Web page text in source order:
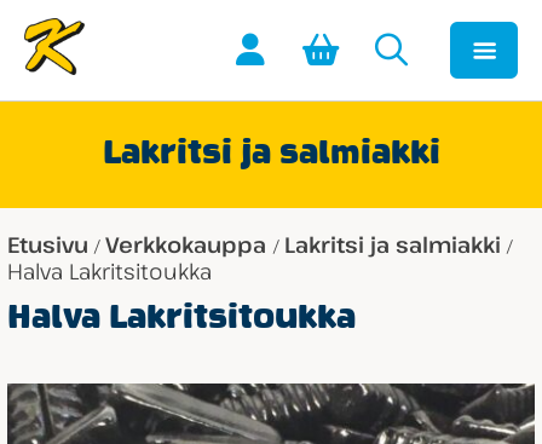
Lakritsi ja salmiakki
Etusivu / Verkkokauppa / Lakritsi ja salmiakki /
Halva Lakritsitoukka
Halva Lakritsitoukka